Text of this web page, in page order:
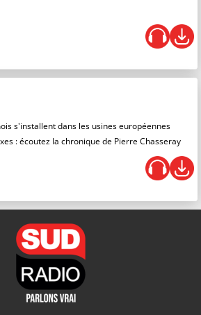
s'installent dans les usines européennes
: écoutez la chronique de Pierre Chasseray